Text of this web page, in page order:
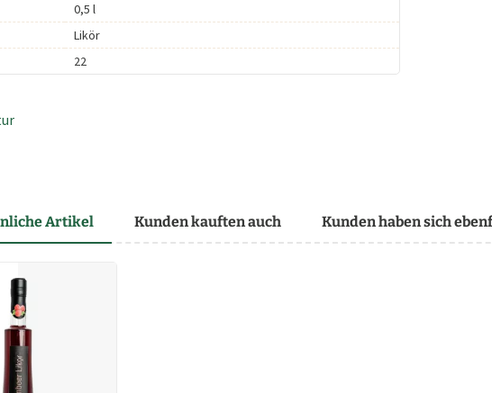
0,5 l
Likör
22
Artikel Kunden kauften auch Kunden haben sich